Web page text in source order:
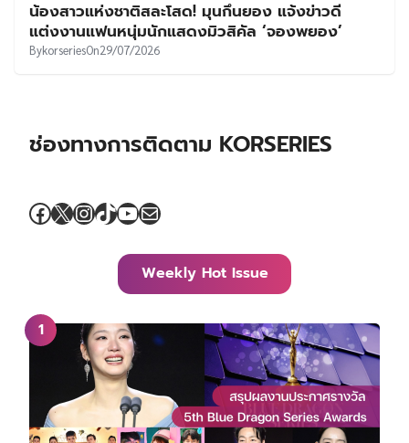
น้องสาวแห่งชาติสละโสด! มุนกึนยอง แจ้งข่าวดี
แต่งงานแฟนหนุ่มนักแสดงมิวสิคัล ‘จองพยอง’
BykorseriesOn29/07/2026
ช่องทางการติดตาม KORSERIES
Facebook
X Instagram
TikTok
YouTube
Mail
Weekly Hot Issue